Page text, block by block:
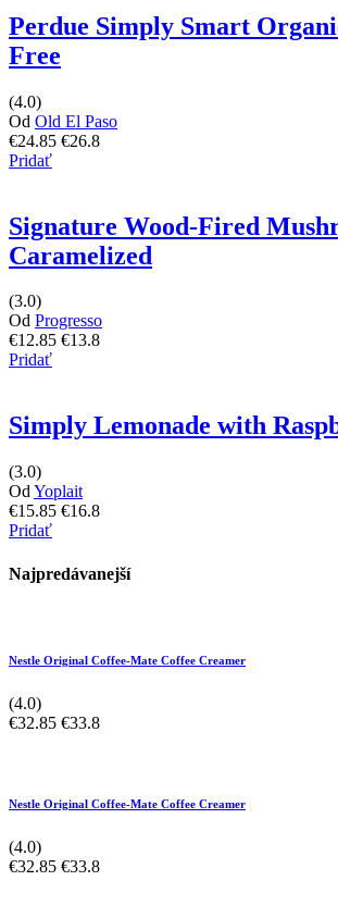
Perdue Simply Smart
Free
(4.0)
Od Old El Paso
€24.85 €26.8
Pridať
Signature Wood-Fired
Caramelized
(3.0)
Od Progresso
€12.85 €13.8
Pridať
Simply Lemonade with
(3.0)
Od Yoplait
€15.85 €16.8
Pridať
Najpredávanejší
Nestle Original Coffee-Mate Coffee Creamer
(4.0)
€32.85 €33.8
Nestle Original Coffee-Mate Coffee Creamer
(4.0)
€32.85 €33.8